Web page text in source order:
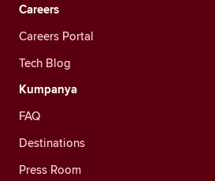
Careers
Careers Portal
Tech Blog
Kumpanya
FAQ
Destinations
Press Room